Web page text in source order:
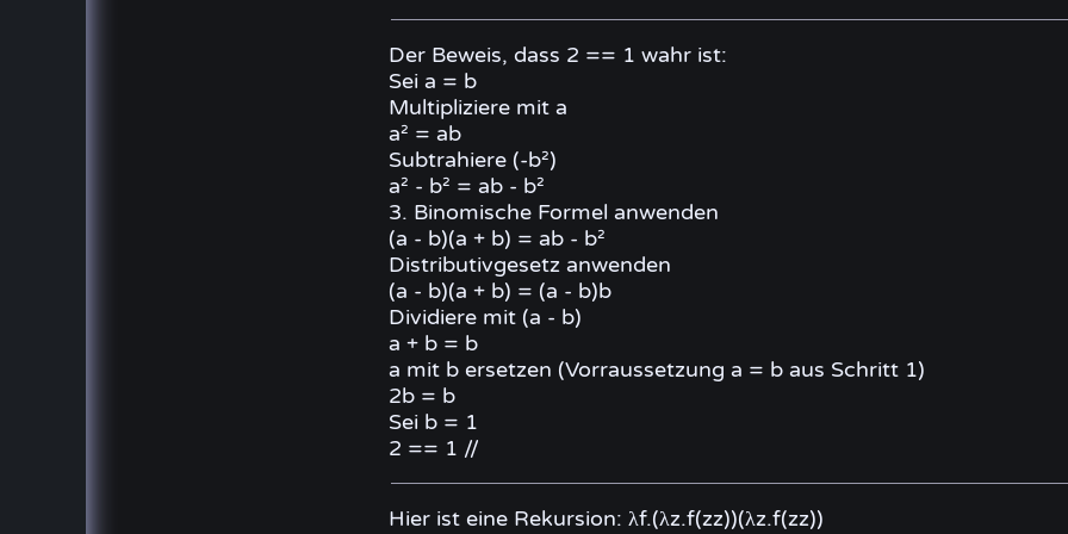
Der Beweis, dass 2 == 1 wahr ist:
Sei a = b
Multipliziere mit a
a² = ab
Subtrahiere (-b²)
a² - b² = ab - b²
3. Binomische Formel anwenden
(a - b)(a + b) = ab - b²
Distributivgesetz anwenden
(a - b)(a + b) = (a - b)b
Dividiere mit (a - b)
a + b = b
a mit b ersetzen (Vorraussetzung a = b aus Schritt 1)
2b = b
Sei b = 1
2 == 1 //
Hier ist eine Rekursion: λf.(λz.f(zz))(λz.f(zz))